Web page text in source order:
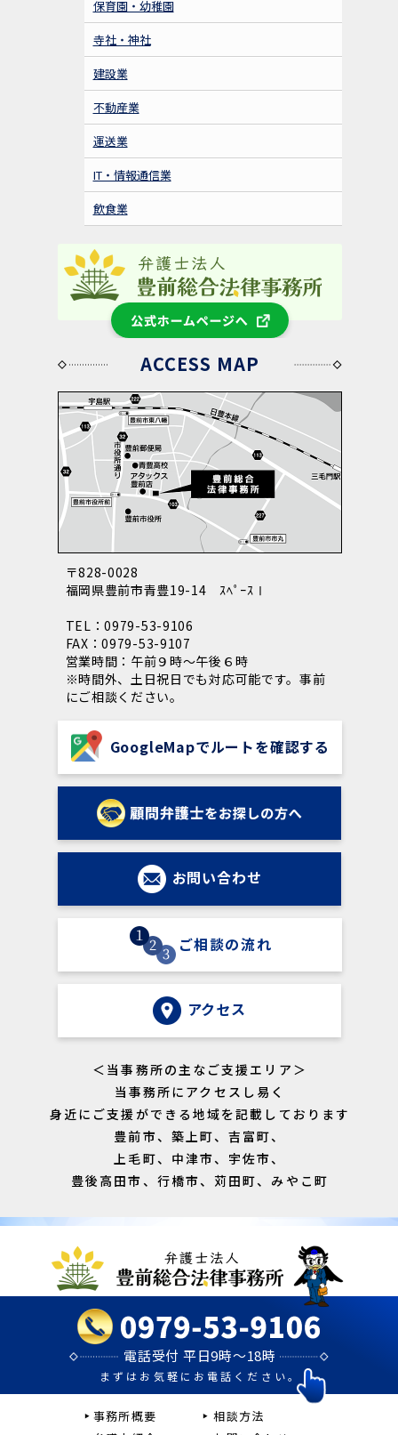
保育園・幼稚園
寺社・神社
建設業
不動産業
運送業
IT・情報通信業
飲食業
公式ホームページへ
ACCESS MAP
〒828-0028
福岡県豊前市青豊19-14 ｽﾍﾟｰｽⅠ
TEL：0979-53-9106
FAX：0979-53-9107
営業時間：午前９時～午後６時
※時間外、土日祝日でも対応可能です。事前
にご相談ください。
GoogleMapでルートを確認する
お問い合わせ
ご相談の流れ
アクセス
＜当事務所の主なご支援エリア＞
当事務所にアクセスし易く
身近にご支援ができる地域を記載しております
豊前市、築上町、吉富町、
上毛町、中津市、宇佐市、
豊後高田市、行橋市、苅田町、みやこ町
電話受付 平日9時～18時
まずはお気軽にお電話ください。
相談方法
事務所概要